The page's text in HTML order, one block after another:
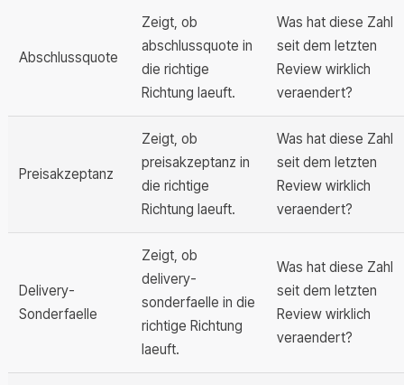
Abschlussquote
Zeigt, ob
abschlussquote in
die richtige
Richtung laeuft.
Was hat diese Zahl
seit dem letzten
Review wirklich
veraendert?
Preisakzeptanz
Zeigt, ob
preisakzeptanz in
die richtige
Richtung laeuft.
Was hat diese Zahl
seit dem letzten
Review wirklich
veraendert?
Delivery-
Sonderfaelle
Zeigt, ob
delivery-
sonderfaelle in die
richtige Richtung
laeuft.
Was hat diese Zahl
seit dem letzten
Review wirklich
veraendert?